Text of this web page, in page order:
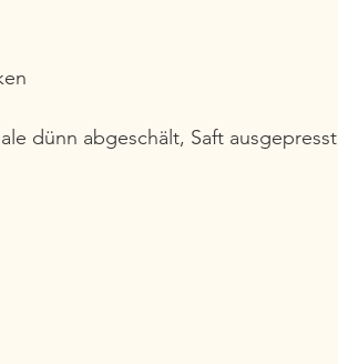
dünn abgeschält, Saft ausgepresst